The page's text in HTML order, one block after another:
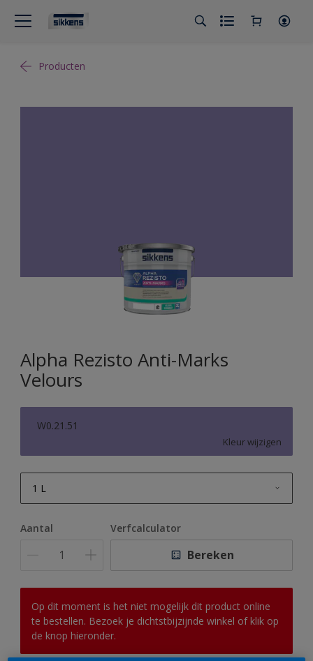
Producten
Alpha Rezisto Anti-Marks
Velours
W0.21.51
Kleur wijzigen
1 L
10 L
Aantal Verfcalculator
Bereken
Op dit moment is het niet mogelijk dit product online
te bestellen. Bezoek je dichtstbijzijnde winkel of klik op
de knop hieronder.